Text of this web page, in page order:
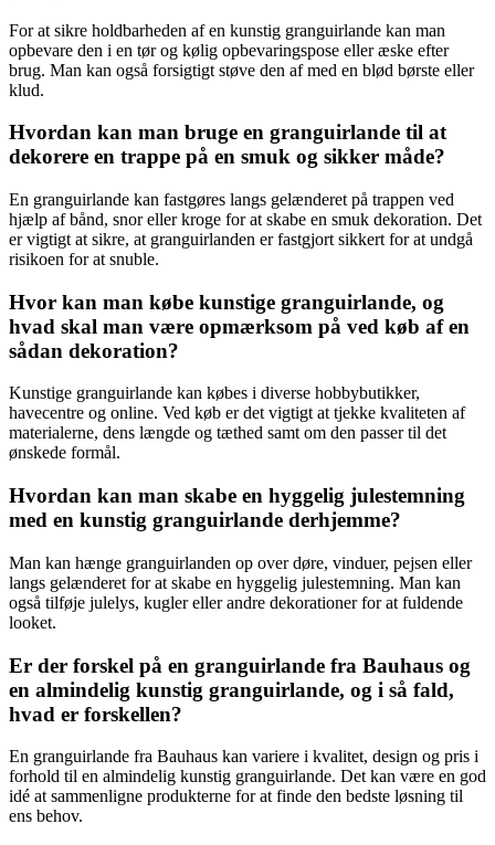
For at sikre holdbarheden af en kunstig granguirlande kan man
opbevare den i en tør og kølig opbevaringspose eller æske efter
brug. Man kan også forsigtigt støve den af med en blød børste eller
klud.
Hvordan kan man bruge en granguirlande til at
dekorere en trappe på en smuk og sikker måde?
En granguirlande kan fastgøres langs gelænderet på trappen ved
hjælp af bånd, snor eller kroge for at skabe en smuk dekoration. Det
er vigtigt at sikre, at granguirlanden er fastgjort sikkert for at undgå
risikoen for at snuble.
Hvor kan man købe kunstige granguirlande, og
hvad skal man være opmærksom på ved køb af en
sådan dekoration?
Kunstige granguirlande kan købes i diverse hobbybutikker,
havecentre og online. Ved køb er det vigtigt at tjekke kvaliteten af
materialerne, dens længde og tæthed samt om den passer til det
ønskede formål.
Hvordan kan man skabe en hyggelig julestemning
med en kunstig granguirlande derhjemme?
Man kan hænge granguirlanden op over døre, vinduer, pejsen eller
langs gelænderet for at skabe en hyggelig julestemning. Man kan
også tilføje julelys, kugler eller andre dekorationer for at fuldende
looket.
Er der forskel på en granguirlande fra Bauhaus og
en almindelig kunstig granguirlande, og i så fald,
hvad er forskellen?
En granguirlande fra Bauhaus kan variere i kvalitet, design og pris i
forhold til en almindelig kunstig granguirlande. Det kan være en god
idé at sammenligne produkterne for at finde den bedste løsning til
ens behov.